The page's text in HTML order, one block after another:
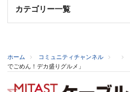
カテゴリー一覧
ホーム コミュニティチャンネル
でごめん！デカ盛りグルメ」